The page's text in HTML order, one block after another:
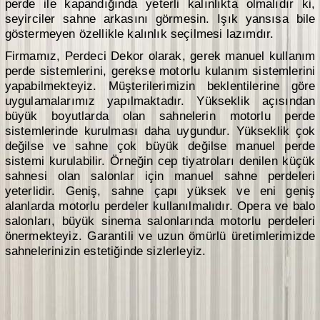
perde ile kapandığında yeterli kalınlıkta olmalıdır ki,
seyirciler sahne arkasını görmesin. Işık yansısa bile
göstermeyen özellikle kalınlık seçilmesi lazımdır.
Firmamız, Perdeci Dekor olarak, gerek manuel kullanım
perde sistemlerini, gerekse motorlu kulanım sistemlerini
yapabilmekteyiz. Müşterilerimizin beklentilerine göre
uygulamalarımız yapılmaktadır. Yükseklik açısından
büyük boyutlarda olan sahnelerin motorlu perde
sistemlerinde kurulması daha uygundur. Yükseklik çok
değilse ve sahne çok büyük değilse manuel perde
sistemi kurulabilir. Örneğin cep tiyatroları denilen küçük
sahnesi olan salonlar için manuel sahne perdeleri
yeterlidir. Geniş, sahne çapı yüksek ve eni geniş
alanlarda motorlu perdeler kullanılmalıdır. Opera ve balo
salonları, büyük sinema salonlarında motorlu perdeleri
önermekteyiz. Garantili ve uzun ömürlü üretimlerimizde
sahnelerinizin estetiğinde sizlerleyiz.